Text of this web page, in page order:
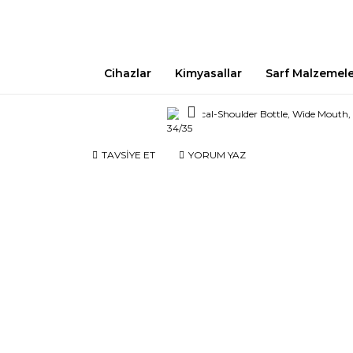
Cihazlar Kimyasallar Sarf
TAVSİYE ET YORUM YAZ